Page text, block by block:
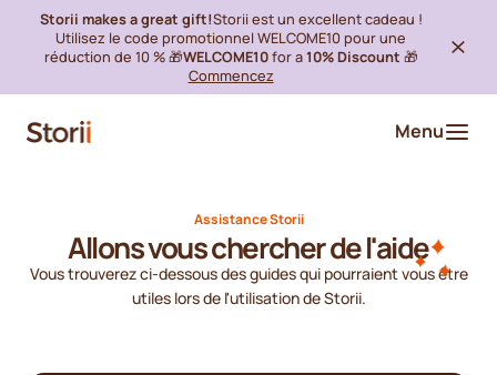
Storii makes a great gift!Storii est un excellent cadeau !
Utilisez le code promotionnel WELCOME10 pour une
réduction de 10 % 🎁WELCOME10for a10% Discount 🎁
Commencez
Menu
Assistance Storii
Allons vous chercher de l'aide
Vous trouverez ci-dessous des guides qui pourraient vous être
utiles lors de l'utilisation de Storii.